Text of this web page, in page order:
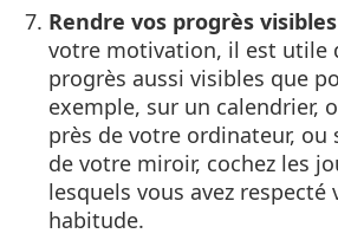
Rendre vos progrès
votre motivation, il est utile
progrès aussi visibles que
exemple, sur un calendrier,
près de votre ordinateur, ou
de votre miroir, cochez les
lesquels vous avez
habitude.